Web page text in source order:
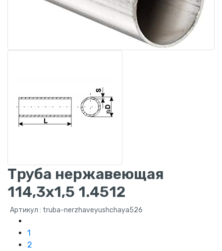
Труба нержавеющая
114,3x1,5 1.4512
Артикул : truba-nerzhaveyushchaya526
1
2